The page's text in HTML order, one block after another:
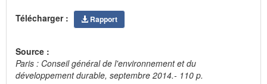
Télécharger : Rapport
Source :
Paris : Conseil général de l'environnement et du
développement durable, septembre 2014.- 110 p.